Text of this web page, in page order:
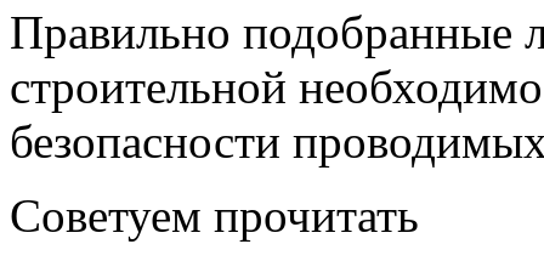
Правильно подобранные
строительной
безопасности
Советуем прочитать